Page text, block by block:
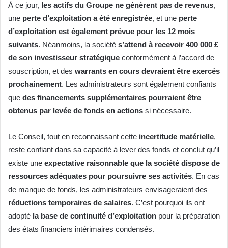
À ce jour, les actifs du Groupe ne génèrent pas de revenus,
une perte d’exploitation a été enregistrée, et une perte
d’exploitation est également prévue pour les 12 mois
suivants. Néanmoins, la société s’attend à recevoir 400 000 £
de son investisseur stratégique conformément à l’accord de
souscription, et des warrants en cours devraient être exercés
prochainement. Les administrateurs sont également confiants
que des financements supplémentaires pourraient être
obtenus par levée de fonds en actions si nécessaire.
Le Conseil, tout en reconnaissant cette incertitude matérielle,
reste confiant dans sa capacité à lever des fonds et conclut qu’il
existe une expectative raisonnable que la société dispose de
ressources adéquates pour poursuivre ses activités. En cas
de manque de fonds, les administrateurs envisageraient des
réductions temporaires de salaires. C’est pourquoi ils ont
adopté la base de continuité d’exploitation pour la préparation
des états financiers intérimaires condensés.